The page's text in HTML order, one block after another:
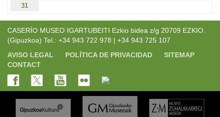
31
CASERÍO MUSEO IGARTUBEITI Ezkio bidea z/g 20709 EZKIO.
(Gipuzkoa) Tel.: +34 943 722 978 | +34 943 725 107
AVISO LEGAL
POLÍTICA DE PRIVACIDAD
SITEMAP
CONTACT